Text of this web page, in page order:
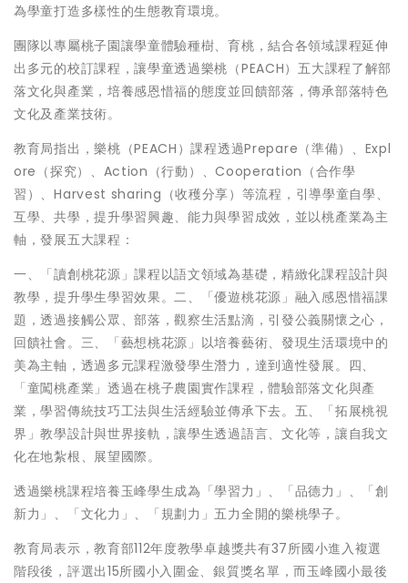
為學童打造多樣性的生態教育環境。
團隊以專屬桃子園讓學童體驗種樹、育桃，結合各領域課程延伸
出多元的校訂課程，讓學童透過樂桃（PEACH）五大課程了解部
落文化與產業，培養感恩惜福的態度並回饋部落，傳承部落特色
文化及產業技術。
教育局指出，樂桃（PEACH）課程透過Prepare（準備）、Expl
ore（探究）、Action（行動）、Cooperation（合作學
習）、Harvest sharing（收穫分享）等流程，引導學童自學、
互學、共學，提升學習興趣、能力與學習成效，並以桃產業為主
軸，發展五大課程：
一、「讀創桃花源」課程以語文領域為基礎，精緻化課程設計與
教學，提升學生學習效果。二、「優遊桃花源」融入感恩惜福課
題，透過接觸公眾、部落，觀察生活點滴，引發公義關懷之心，
回饋社會。三、「藝想桃花源」以培養藝術、發現生活環境中的
美為主軸，透過多元課程激發學生潛力，達到適性發展。四、
「童闖桃產業」透過在桃子農園實作課程，體驗部落文化與產
業，學習傳統技巧工法與生活經驗並傳承下去。五、「拓展桃視
界」教學設計與世界接軌，讓學生透過語言、文化等，讓自我文
化在地紮根、展望國際。
透過樂桃課程培養玉峰學生成為「學習力」、「品德力」、「創
新力」、「文化力」、「規劃力」五力全開的樂桃學子。
教育局表示，教育部112年度教學卓越獎共有37所國小進入複選
階段後，評選出15所國小入圍金、銀質獎名單，而玉峰國小最後